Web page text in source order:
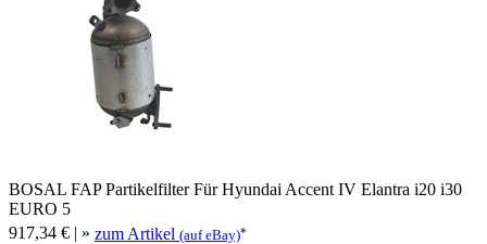
BOSAL FAP Partikelfilter Für Hyundai Accent IV Elantra i20 i30
EURO 5
917,34 € | » zum Artikel (auf eBay)*